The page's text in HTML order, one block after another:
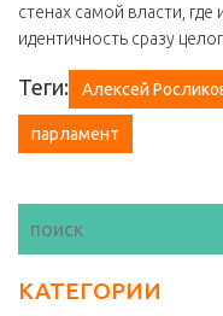
стенах самой власти,
идентичность сразу
Теги: Алексей
парламент
КАТЕГОРИИ